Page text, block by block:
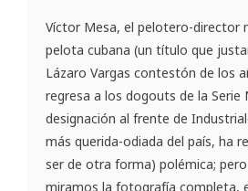
Víctor Mesa, el pelotero-director
pelota cubana (un título que
Lázaro Vargas contestón de los
regresa a los dogouts de la Serie
designación al frente de
más querida-odiada del país, ha
ser de otra forma) polémica;
miramos la fotografía completa,